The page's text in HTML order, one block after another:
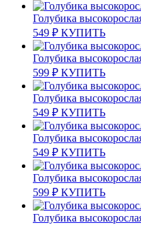
Голубика
549 ₽ КУПИТЬ
Голубика
599 ₽ КУПИТЬ
Голубика
549 ₽ КУПИТЬ
Голубика
549 ₽ КУПИТЬ
Голубика
599 ₽ КУПИТЬ
Голубика